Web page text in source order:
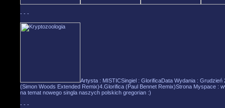
- - -
Artysta : MISTICSingiel : GlorificaData Wydania :
(Simon Woods Extended Remix)4.Glorifica (Paul Bennet Remix)Strona Myspace :
na temat nowego singla naszych polskich gregorian :)
- - -